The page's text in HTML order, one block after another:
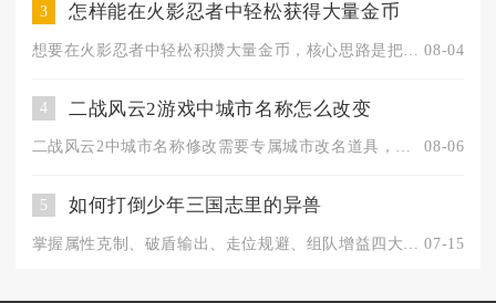
3 怎样能在火影忍者中轻松获得大量金币
08-04
4 二战风云2游戏中城市名称怎么改变
二战风云2中城市名称修改需要专属城市改名道具，在开启内政玩法... 08-06
5 如何打倒少年三国志里的异兽
07-15